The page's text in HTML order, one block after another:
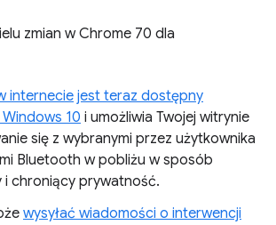
zmian w Chrome 70 dla
internecie jest teraz dostępny
10 i umożliwia Twojej witrynie
się z wybranymi przez użytkownika
Bluetooth w pobliżu w sposób
i chroniący prywatność.
wysyłać wiadomości o interwencji